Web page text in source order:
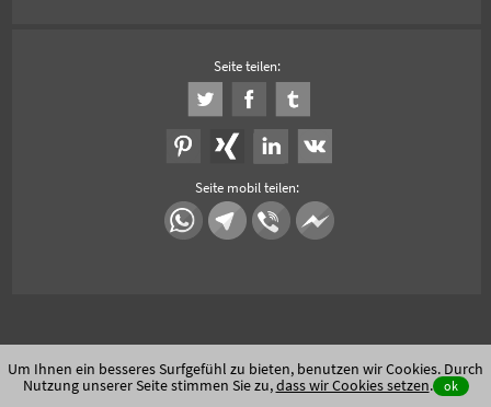
Seite teilen:
Seite mobil teilen:
Um Ihnen ein besseres Surfgefühl zu bieten, benutzen wir Cookies. Durch
Nutzung unserer Seite stimmen Sie zu,dass wir Cookies setzen. ok